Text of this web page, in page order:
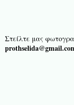
Στείλτε μας